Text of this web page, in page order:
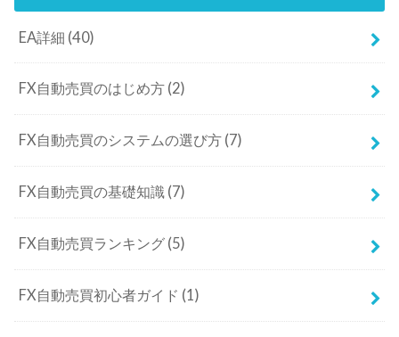
EA詳細 (40)
FX自動売買のはじめ方 (2)
FX自動売買のシステムの選び方 (7)
FX自動売買の基礎知識 (7)
FX自動売買ランキング (5)
FX自動売買初心者ガイド (1)